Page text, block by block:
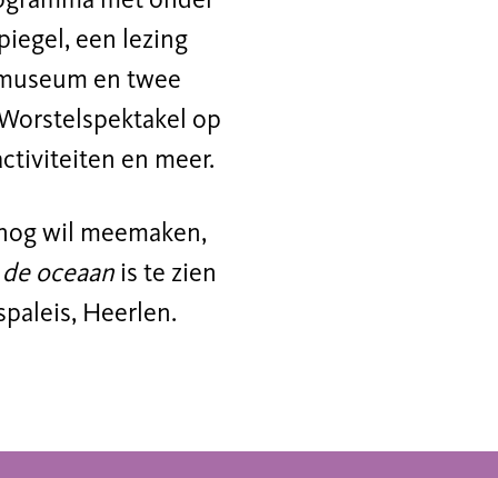
een lezing
en twee
op
en meer.
wil meemaken,
oceaan is te zien
Heerlen.